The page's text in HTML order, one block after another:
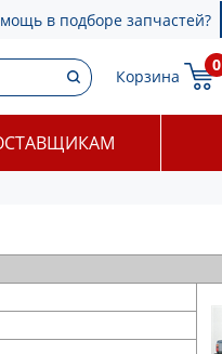
в подборе запчастей?
Корзина
0